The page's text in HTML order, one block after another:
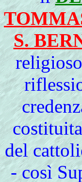
S.
del
- così